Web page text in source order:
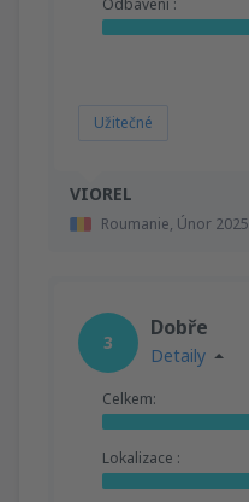
VIOREL
Roumanie, Únor 2025
Užitečné
3
Dobře
Detaily
Celkem:
Lokalizace :